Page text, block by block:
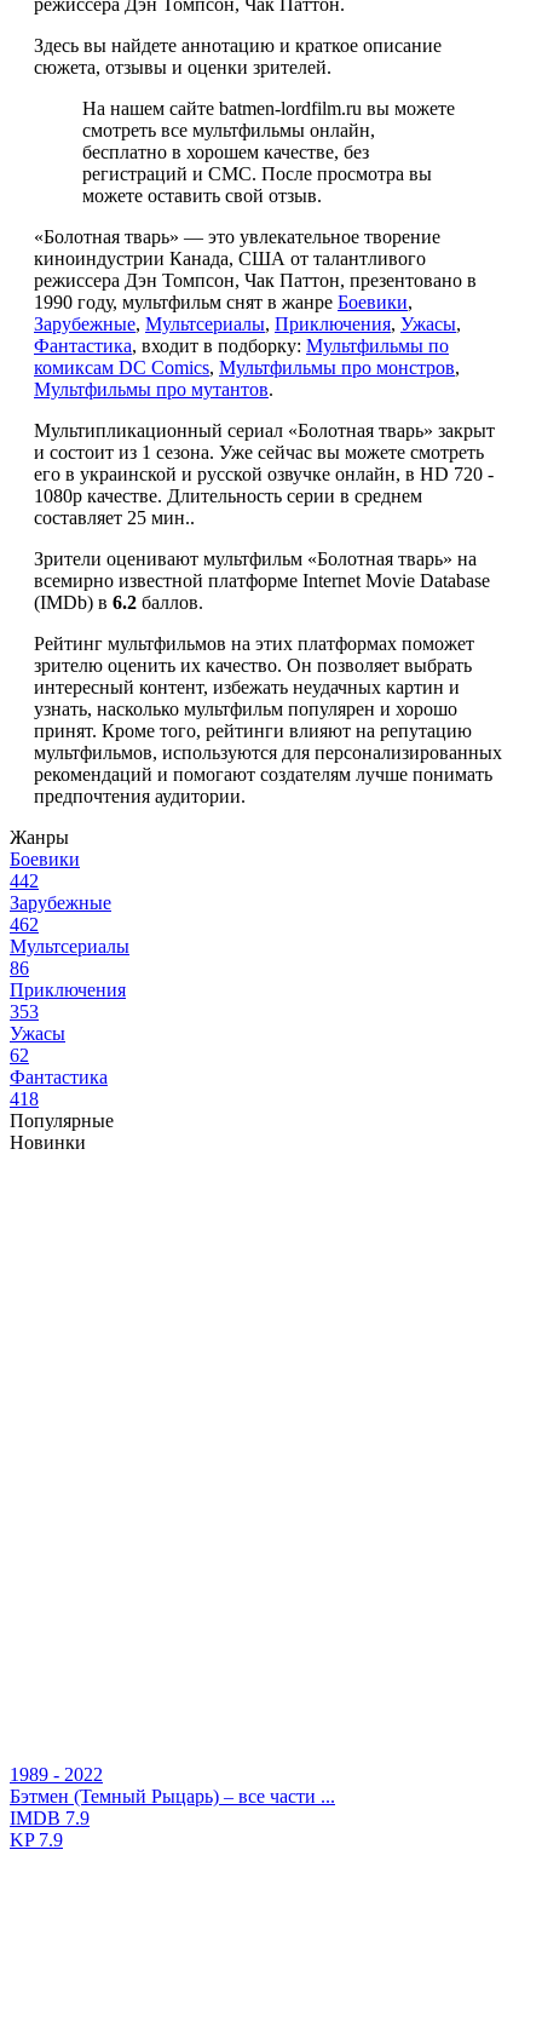
режиссёра Дэн Томпсон, Чак Паттон.
Здесь вы найдете аннотацию и краткое описание
сюжета, отзывы и оценки зрителей.
На нашем сайте batmen-lordfilm.ru вы можете
смотреть все мультфильмы онлайн,
бесплатно в хорошем качестве, без
регистраций и СМС. После просмотра вы
можете оставить свой отзыв.
«Болотная тварь» — это увлекательное творение
киноиндустрии Канада, США от талантливого
режиссера Дэн Томпсон, Чак Паттон, презентовано в
1990 году, мультфильм снят в жанре Боевики,
Зарубежные, Мультсериалы, Приключения, Ужасы,
Фантастика, входит в подборку: Мультфильмы по
комиксам DC Comics, Мультфильмы про монстров,
Мультфильмы про мутантов.
Мультипликационный сериал «Болотная тварь» закрыт
и состоит из 1 сезона. Уже сейчас вы можете смотреть
его в украинской и русской озвучке онлайн, в HD 720 -
1080p качестве. Длительность серии в среднем
составляет 25 мин..
Зрители оценивают мультфильм «Болотная тварь» на
всемирно известной платформе Internet Movie Database
(IMDb) в 6.2 баллов.
Рейтинг мультфильмов на этих платформах поможет
зрителю оценить их качество. Он позволяет выбрать
интересный контент, избежать неудачных картин и
узнать, насколько мультфильм популярен и хорошо
принят. Кроме того, рейтинги влияют на репутацию
мультфильмов, используются для персонализированных
рекомендаций и помогают создателям лучше понимать
предпочтения аудитории.
Жанры
Боевики
442
Зарубежные
462
Мультсериалы
86
Приключения
353
Ужасы
62
Фантастика
418
Популярные
Новинки
1989 - 2022
Бэтмен (Темный Рыцарь) – все части ...
IMDB 7.9
KP7.9